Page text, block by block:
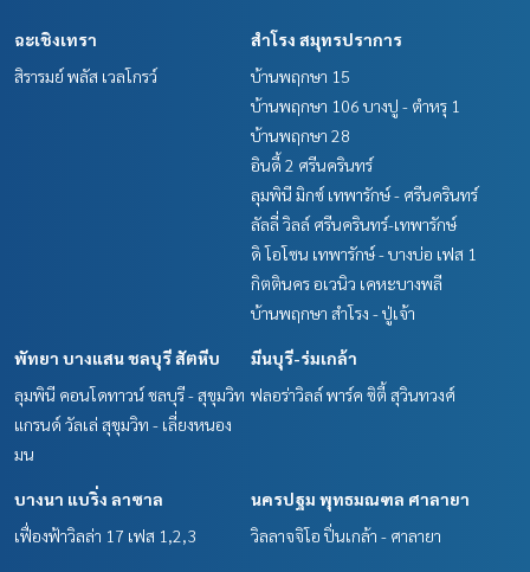
ฉะเชิงเทรา
สิรารมย์ พลัส เวลโกรว์
สำโรง สมุทรปราการ
บ้านพฤกษา 15
บ้านพฤกษา 106 บางปู - ตำหรุ 1
บ้านพฤกษา 28
อินดี้ 2 ศรีนครินทร์
ลุมพินี มิกซ์ เทพารักษ์ - ศรีนครินทร์
ลัลลี่ วิลล์ ศรีนครินทร์-เทพารักษ์
ดิ โอโซน เทพารักษ์ - บางบ่อ เฟส 1
กิตตินคร อเวนิว เคหะบางพลี
บ้านพฤกษา สำโรง - ปู่เจ้า
พัทยา บางแสน ชลบุรี สัตหีบ
ลุมพินี คอนโดทาวน์ ชลบุรี - สุขุมวิท
แกรนด์ วัลเล่ สุขุมวิท - เลี่ยงหนอง
มน
มีนบุรี-ร่มเกล้า
ฟลอร่าวิลล์ พาร์ค ซิตี้ สุวินทวงศ์
บางนา แบริ่ง ลาซาล
เฟื่องฟ้าวิลล่า 17 เฟส 1,2,3
นครปฐม พุทธมณฑล ศาลายา
วิลลาจจิโอ ปิ่นเกล้า - ศาลายา